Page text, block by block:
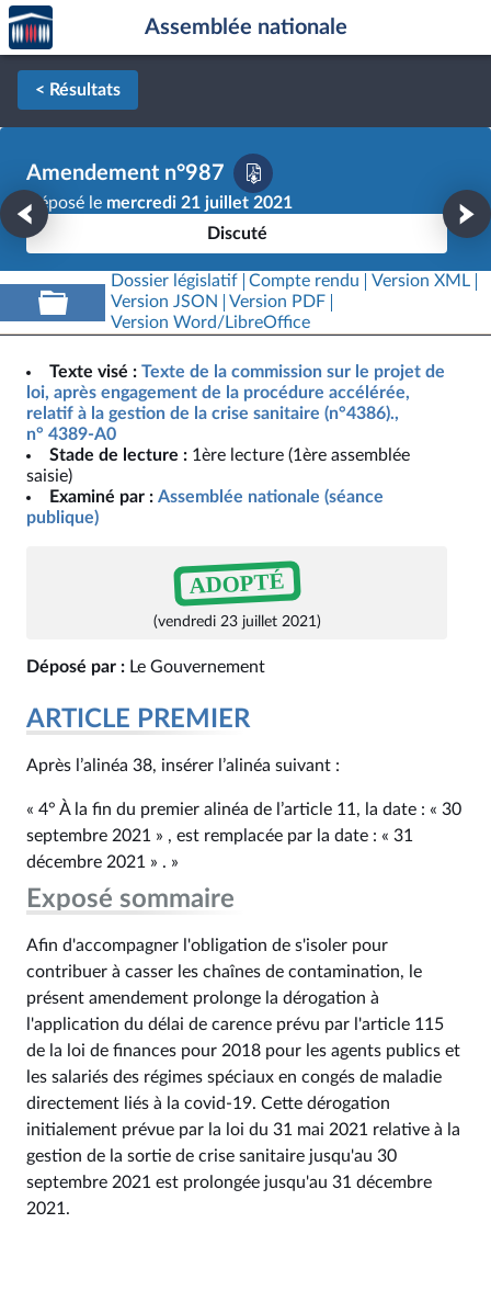
Aller au contenu
Aller en bas de la page
Accèder
à la
page
d'accueil
Assemblée nationale
< Résultats
Amendement n°987
Déposé le mercredi 21 juillet 2021
Discuté
Dossier législatif Compte rendu
Version XML
Version JSON
Version PDF
Version Word/LibreOffice
Texte visé : Texte de la commission sur le projet de
loi, après engagement de la procédure accélérée,
relatif à la gestion de la crise sanitaire (n°4386).,
n° 4389-A0
Stade de lecture : 1ère lecture (1ère assemblée
saisie)
Examiné par : Assemblée nationale (séance
publique)
ADOPTÉ
(vendredi 23 juillet 2021)
Déposé par : Le Gouvernement
ARTICLE PREMIER
Après l’alinéa 38, insérer l’alinéa suivant :
« 4° À la fin du premier alinéa de l’article 11, la date : « 30
septembre 2021 » , est remplacée par la date : « 31
décembre 2021 » . »
Exposé sommaire
Afin d'accompagner l'obligation de s'isoler pour
contribuer à casser les chaînes de contamination, le
présent amendement prolonge la dérogation à
l'application du délai de carence prévu par l'article 115
de la loi de finances pour 2018 pour les agents publics et
les salariés des régimes spéciaux en congés de maladie
directement liés à la covid-19. Cette dérogation
initialement prévue par la loi du 31 mai 2021 relative à la
gestion de la sortie de crise sanitaire jusqu'au 30
septembre 2021 est prolongée jusqu'au 31 décembre
2021.